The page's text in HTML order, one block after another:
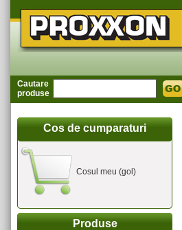
Cautare
produse
Cos de cumparaturi
Cosul meu (gol)
Produse